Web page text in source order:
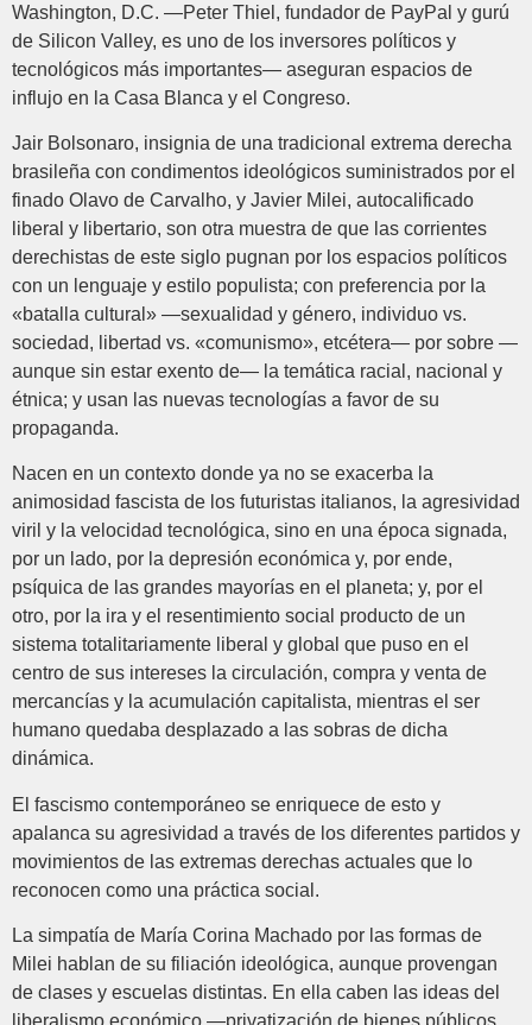
Washington, D.C. —Peter Thiel, fundador de PayPal y gurú
de Silicon Valley, es uno de los inversores políticos y
tecnológicos más importantes— aseguran espacios de
influjo en la Casa Blanca y el Congreso.
Jair Bolsonaro, insignia de una tradicional extrema derecha
brasileña con condimentos ideológicos suministrados por el
finado Olavo de Carvalho, y Javier Milei, autocalificado
liberal y libertario, son otra muestra de que las corrientes
derechistas de este siglo pugnan por los espacios políticos
con un lenguaje y estilo populista; con preferencia por la
«batalla cultural» —sexualidad y género, individuo vs.
sociedad, libertad vs. «comunismo», etcétera— por sobre —
aunque sin estar exento de— la temática racial, nacional y
étnica; y usan las nuevas tecnologías a favor de su
propaganda.
Nacen en un contexto donde ya no se exacerba la
animosidad fascista de los futuristas italianos, la agresividad
viril y la velocidad tecnológica, sino en una época signada,
por un lado, por la depresión económica y, por ende,
psíquica de las grandes mayorías en el planeta; y, por el
otro, por la ira y el resentimiento social producto de un
sistema totalitariamente liberal y global que puso en el
centro de sus intereses la circulación, compra y venta de
mercancías y la acumulación capitalista, mientras el ser
humano quedaba desplazado a las sobras de dicha
dinámica.
El fascismo contemporáneo se enriquece de esto y
apalanca su agresividad a través de los diferentes partidos y
movimientos de las extremas derechas actuales que lo
reconocen como una práctica social.
La simpatía de María Corina Machado por las formas de
Milei hablan de su filiación ideológica, aunque provengan
de clases y escuelas distintas. En ella caben las ideas del